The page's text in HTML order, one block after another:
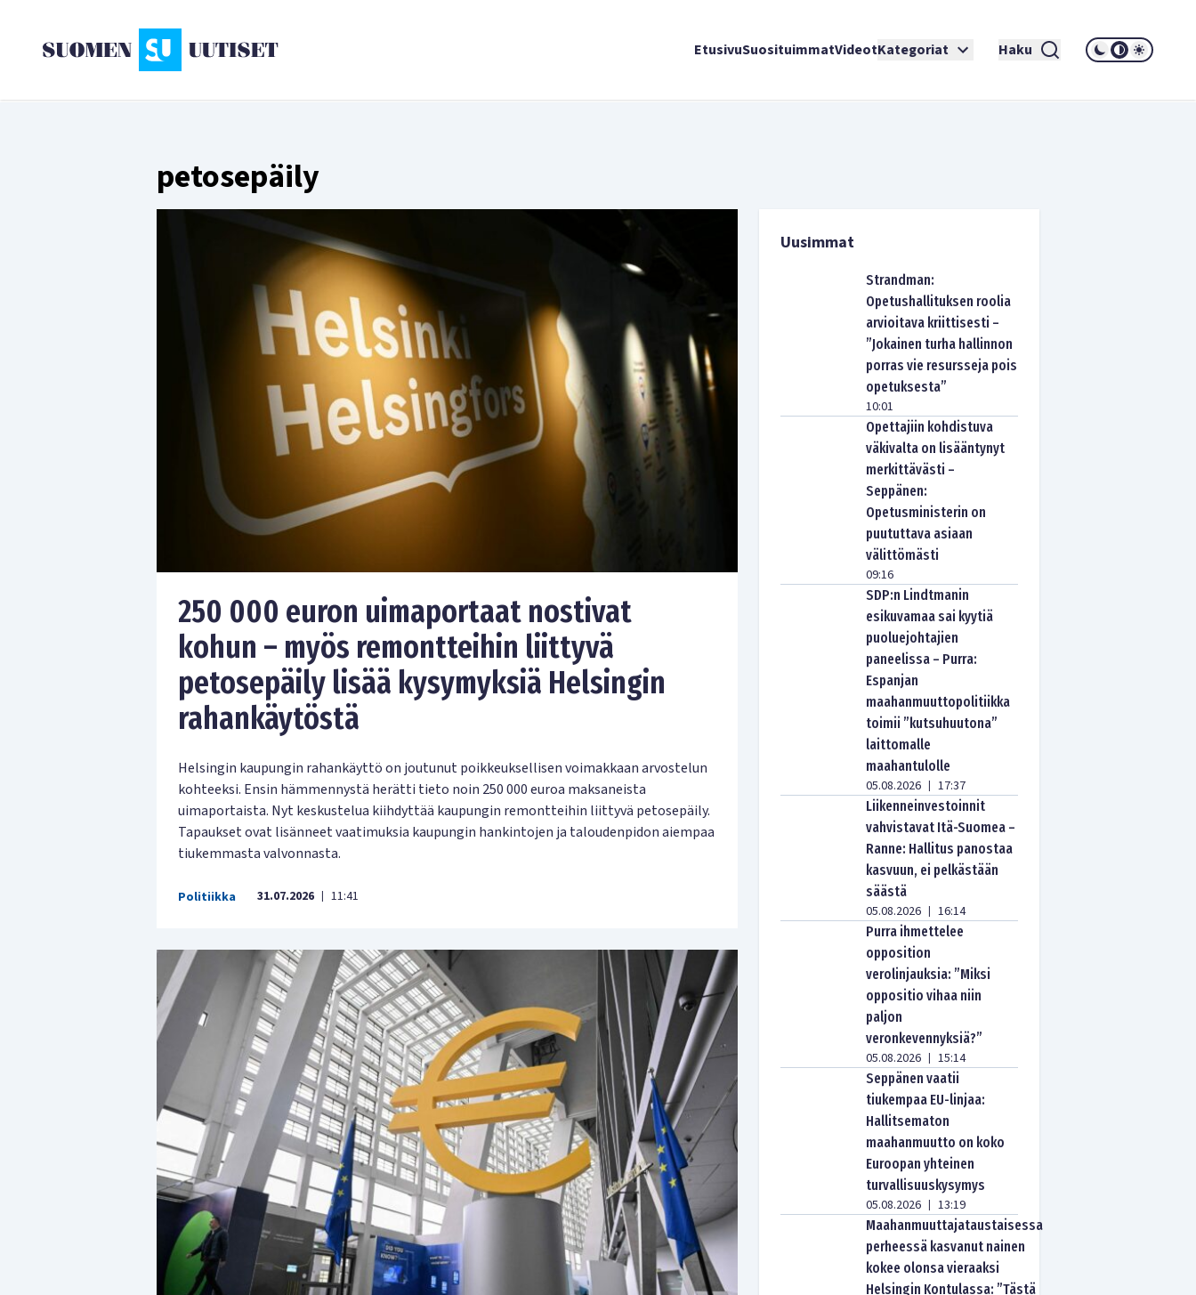
EtusivuSuosituimmatVideotKategoriat Haku
petosepäily
250 000 euron uimaportaat nostivat
kohun – myös remontteihin liittyvä
petosepäily lisää kysymyksiä Helsingin
rahankäytöstä
Helsingin kaupungin rahankäyttö on joutunut poikkeuksellisen voimakkaan arvostelun
kohteeksi. Ensin hämmennystä herätti tieto noin 250 000 euroa maksaneista
uimaportaista. Nyt keskustelua kiihdyttää kaupungin remontteihin liittyvä petosepäily.
Tapaukset ovat lisänneet vaatimuksia kaupungin hankintojen ja taloudenpidon aiempaa
tiukemmasta valvonnasta.
Politiikka 31.07.2026 | 11:41
Uusimmat
Strandman:
Opetushallituksen roolia
arvioitava kriittisesti –
”Jokainen turha hallinnon
porras vie resursseja pois
opetuksesta”
10:01
Opettajiin kohdistuva
väkivalta on lisääntynyt
merkittävästi –
Seppänen:
Opetusministerin on
puututtava asiaan
välittömästi
09:16
SDP:n Lindtmanin
esikuvamaa sai kyytiä
puoluejohtajien
paneelissa – Purra:
Espanjan
maahanmuuttopolitiikka
toimii ”kutsuhuutona”
laittomalle
maahantulolle
05.08.2026 | 17:37
Liikenneinvestoinnit
vahvistavat Itä-Suomea –
Ranne: Hallitus panostaa
kasvuun, ei pelkästään
säästä
05.08.2026 | 16:14
Purra ihmettelee
opposition
verolinjauksia: ”Miksi
oppositio vihaa niin
paljon
veronkevennyksiä?”
05.08.2026 | 15:14
Seppänen vaatii
tiukempaa EU-linjaa:
Hallitsematon
maahanmuutto on koko
Euroopan yhteinen
turvallisuuskysymys
05.08.2026 | 13:19
Maahanmuuttajataustaisessa
perheessä kasvanut nainen
kokee olonsa vieraaksi
Helsingin Kontulassa: ”Tästä